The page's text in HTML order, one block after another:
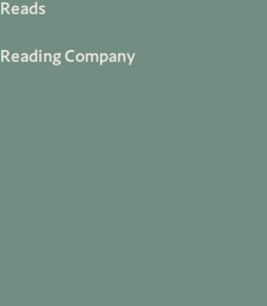
Reads
Reading Company